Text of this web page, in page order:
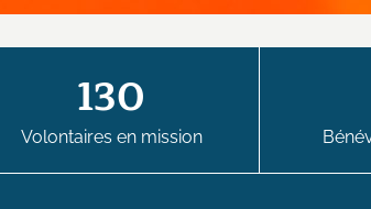
130
Volontaires en mission